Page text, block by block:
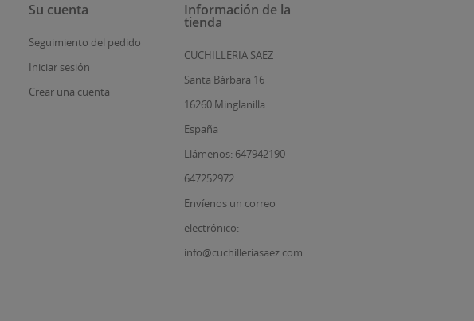
Su cuenta
Seguimiento del pedido
Iniciar sesión
Crear una cuenta
Información de la
tienda
CUCHILLERIA SAEZ
Santa Bárbara 16
16260 Minglanilla
España
Llámenos: 647942190 -
647252972
Envíenos un correo
electrónico:
info@cuchilleriasaez.com